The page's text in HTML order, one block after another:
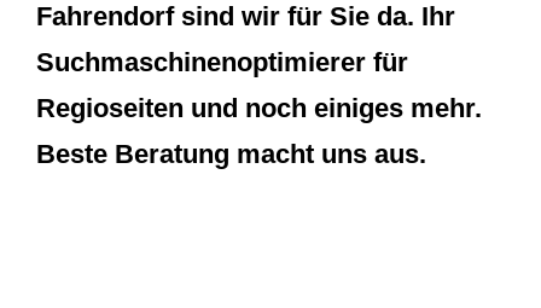
Fahrendorf sind wir für Sie da. Ihr
Suchmaschinenoptimierer für
Regioseiten und noch einiges mehr.
Beste Beratung macht uns aus.